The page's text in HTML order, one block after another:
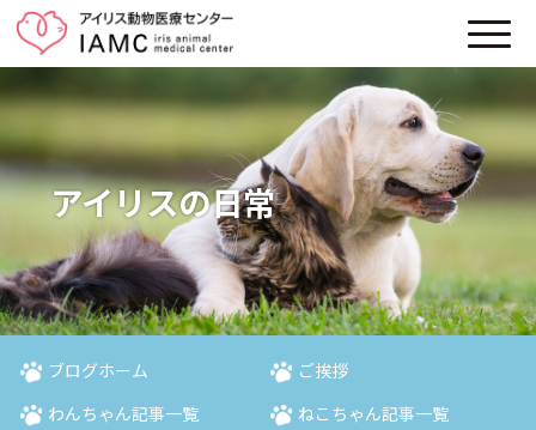
アイリスの日常
ブログホーム
ご挨拶
わんちゃん記事一覧
ねこちゃん記事一覧